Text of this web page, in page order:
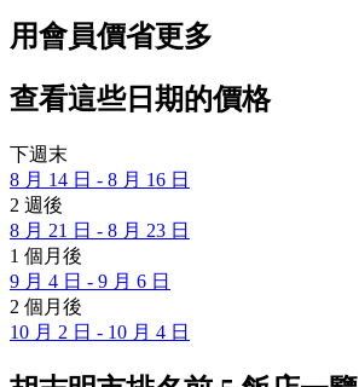
用會員價省更多
查看這些日期的價格
下週末
8 月 14 日 - 8 月 16 日
2 週後
8 月 21 日 - 8 月 23 日
1 個月後
9 月 4 日 - 9 月 6 日
2 個月後
10 月 2 日 - 10 月 4 日